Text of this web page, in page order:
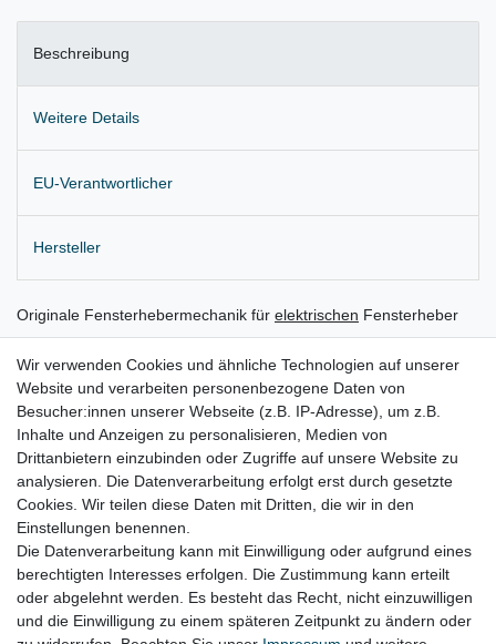
Beschreibung
Weitere Details
EU-Verantwortlicher
Hersteller
Originale Fensterhebermechanik für elektrischen Fensterheber
Lieferung wie abgebildet
für:
Volvo V70 III 135/BW Bj. ca. 2011 – 2016 ( ab VIN 140419 > )
Volvo XC70 II P24 Bj. ca. 2011 - 2016 ( ab VIN 81469 > )
Lieferzeit etwa 1 bis 3 Werktage
Wir verwenden Cookies und ähnliche Technologien auf unserer
Website und verarbeiten personenbezogene Daten von
Besucher:innen unserer Webseite (z.B. IP-Adresse), um z.B.
Inhalte und Anzeigen zu personalisieren, Medien von
Drittanbietern einzubinden oder Zugriffe auf unsere Website zu
analysieren. Die Datenverarbeitung erfolgt erst durch gesetzte
Cookies. Wir teilen diese Daten mit Dritten, die wir in den
Einstellungen benennen.
Die Datenverarbeitung kann mit Einwilligung oder aufgrund eines
berechtigten Interesses erfolgen. Die Zustimmung kann erteilt
oder abgelehnt werden. Es besteht das Recht, nicht einzuwilligen
und die Einwilligung zu einem späteren Zeitpunkt zu ändern oder